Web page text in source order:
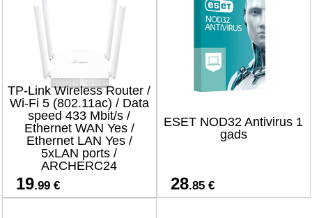
TP-Link Wireless Router /
Wi-Fi 5 (802.11ac) / Data
speed 433 Mbit/s /
Ethernet WAN Yes /
Ethernet LAN Yes /
5xLAN ports /
ARCHERC24
19.99 €
ESET NOD32 Antivirus 1
gads
28.85 €